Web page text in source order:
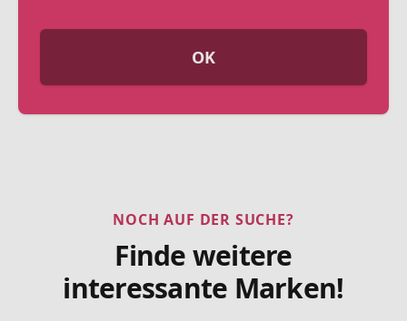
OK
NOCH AUF DER SUCHE?
Finde weitere
interessante Marken!